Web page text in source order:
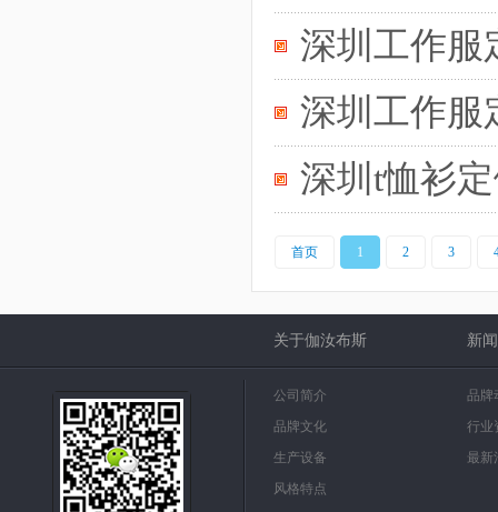
深圳工作服
深圳工作服
深圳t恤衫
首页 1 2 3
关于伽汝布斯 新
公司简介
品牌文化
生产设备
风格特点
品牌
行业
最新